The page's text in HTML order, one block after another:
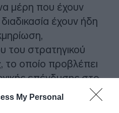
My Personal
μέρη που έχουν
έχουν ήδη
του στρατηγικού
το οποίο προβλέπει
επένδυσης στο
αποτίμηση του
εντός τριών έως